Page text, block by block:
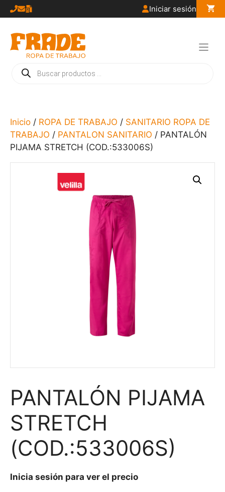
Saltar
al
contenido
Iniciar sesión
Búsqueda
de
Inicio / ROPA DE TRABAJO / SANITARIO ROPA DE
TRABAJO / PANTALON SANITARIO / PANTALÓN
PIJAMA STRETCH (COD.:533006S)
PANTALÓN PIJAMA
STRETCH
(COD.:533006S)
Inicia sesión para ver el precio